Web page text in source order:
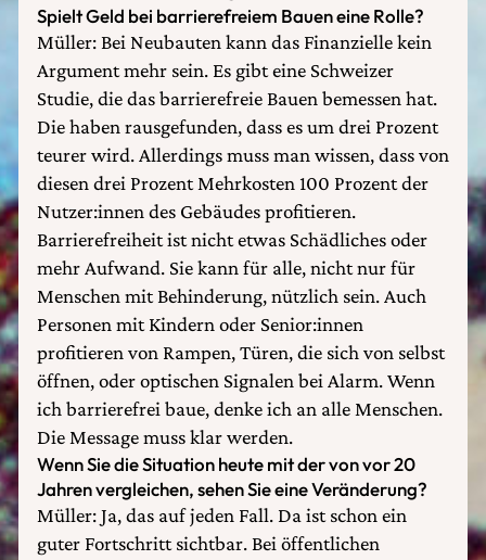
Spielt Geld bei barrierefreiem Bauen eine Rolle?
Müller: Bei Neubauten kann das Finanzielle kein
Argument mehr sein. Es gibt eine Schweizer
Studie, die das barrierefreie Bauen bemessen hat.
Die haben rausgefunden, dass es um drei Prozent
teurer wird. Allerdings muss man wissen, dass von
diesen drei Prozent Mehrkosten 100 Prozent der
Nutzer:innen des Gebäudes profitieren.
Barrierefreiheit ist nicht etwas Schädliches oder
mehr Aufwand. Sie kann für alle, nicht nur für
Menschen mit Behinderung, nützlich sein. Auch
Personen mit Kindern oder Senior:innen
profitieren von Rampen, Türen, die sich von selbst
öffnen, oder optischen Signalen bei Alarm. Wenn
ich barrierefrei baue, denke ich an alle Menschen.
Die Message muss klar werden.
Wenn Sie die Situation heute mit der von vor 20
Jahren vergleichen, sehen Sie eine Veränderung?
Müller: Ja, das auf jeden Fall. Da ist schon ein
guter Fortschritt sichtbar. Bei öffentlichen